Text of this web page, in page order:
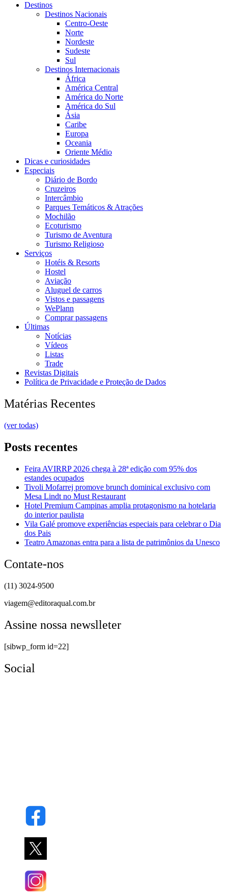
Destinos
Destinos Nacionais
Centro-Oeste
Norte
Nordeste
Sudeste
Sul
Destinos Internacionais
África
América Central
América do Norte
América do Sul
Ásia
Caribe
Europa
Oceania
Oriente Médio
Dicas e curiosidades
Especiais
Diário de Bordo
Cruzeiros
Intercâmbio
Parques Temáticos & Atrações
Mochilão
Ecoturismo
Turismo de Aventura
Turismo Religioso
Serviços
Hotéis & Resorts
Hostel
Aviação
Aluguel de carros
Vistos e passagens
WePlann
Comprar passagens
Últimas
Notícias
Vídeos
Listas
Trade
Revistas Digitais
Política de Privacidade e Proteção de Dados
Matérias Recentes
(ver todas)
Posts recentes
Feira AVIRRP 2026 chega à 28ª edição com 95% dos
estandes ocupados
Tivoli Mofarrej promove brunch dominical exclusivo com
Mesa Lindt no Must Restaurant
Hotel Premium Campinas amplia protagonismo na hotelaria
do interior paulista
Vila Galé promove experiências especiais para celebrar o Dia
dos Pais
Teatro Amazonas entra para a lista de patrimônios da Unesco
Contate-nos
(11) 3024-9500
viagem@editoraqual.com.br
Assine nossa newslleter
[sibwp_form id=22]
Social